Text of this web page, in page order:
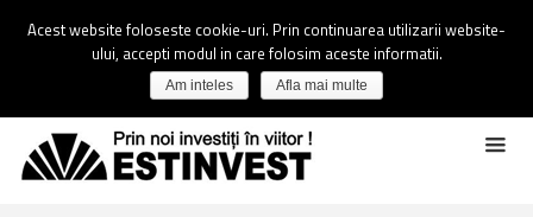
Acest website foloseste cookie-uri. Prin continuarea utilizarii website-
ului, accepti modul in care folosim aceste informatii.
Am inteles Afla mai multe